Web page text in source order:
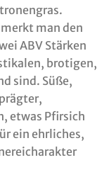
man den
ABV Stärken
brotigen,
sind. Süße,
etwas Pfirsich
ein ehrliches,